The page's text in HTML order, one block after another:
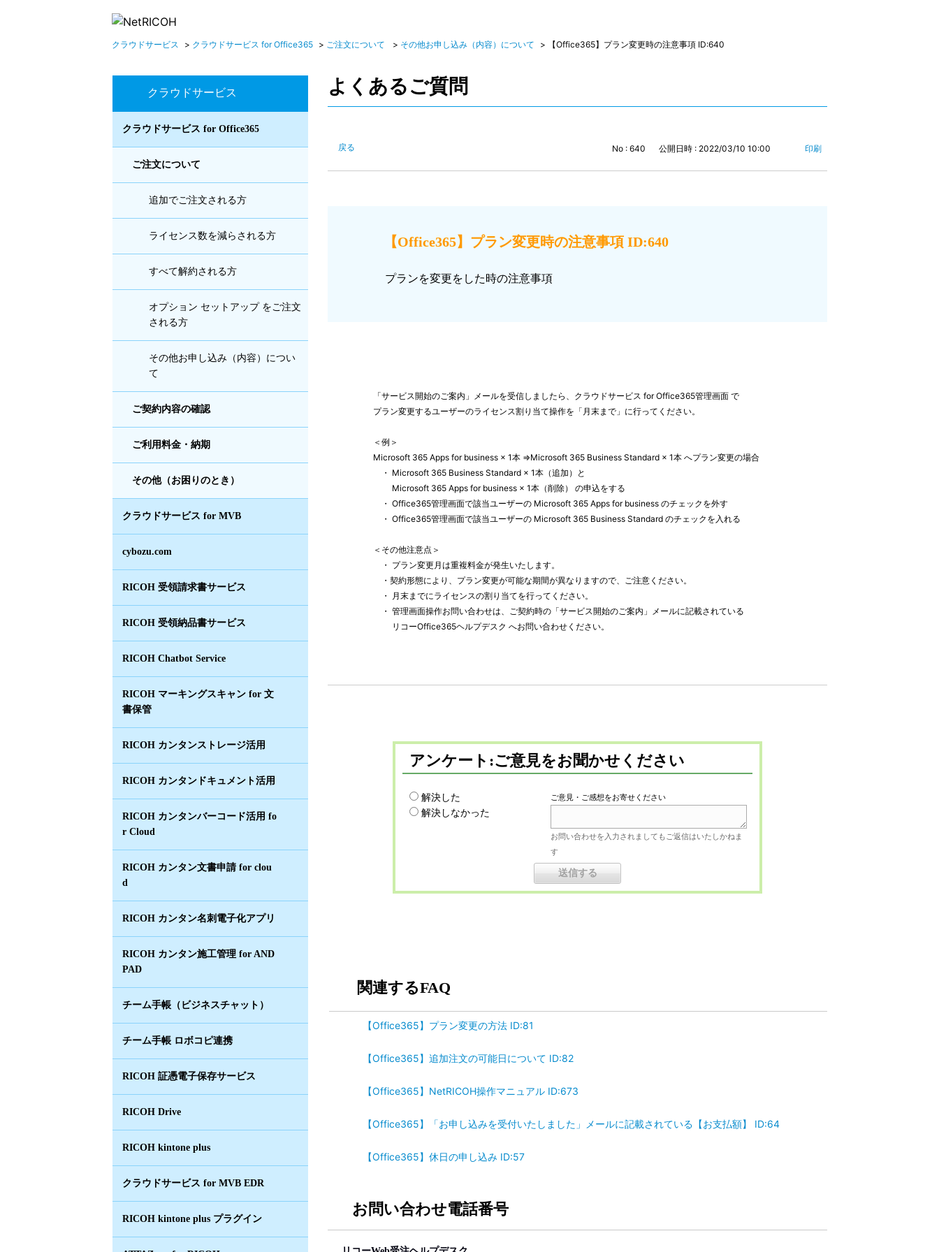
クラウドサービス > クラウドサービス for Office365 > ご注文について > その他お申し込み（内容）について > 【Office365】プラン変更時の注意事項 ID:640
クラウドサービス
クラウドサービス for Office365
ご注文について
追加でご注文される方
ライセンス数を減らされる方
すべて解約される方
オプション セットアップ をご注文
される方
その他お申し込み（内容）につい
て
ご契約内容の確認
ご利用料金・納期
その他（お困りのとき）
クラウドサービス for MVB
cybozu.com
RICOH 受領請求書サービス
RICOH 受領納品書サービス
RICOH Chatbot Service
RICOH マーキングスキャン for 文
書保管
RICOH カンタンストレージ活用
RICOH カンタンドキュメント活用
RICOH カンタンバーコード活用 fo
r Cloud
RICOH カンタン文書申請 for clou
d
RICOH カンタン名刺電子化アプリ
RICOH カンタン施工管理 for AND
PAD
チーム手帳（ビジネスチャット）
チーム手帳 ロボコピ連携
RICOH 証憑電子保存サービス
RICOH Drive
RICOH kintone plus
クラウドサービス for MVB EDR
RICOH kintone plus プラグイン
よくあるご質問
戻る No : 640 公開日時 : 2022/03/10 10:00 印刷
【Office365】プラン変更時の注意事項 ID:640
プランを変更をした時の注意事項
「サービス開始のご案内」メールを受信しましたら、クラウドサービス for Office365管理画面 で
プラン変更するユーザーのライセンス割り当て操作を「月末まで」に行ってください。
＜例＞
Microsoft 365 Apps for business × 1本 ⇒Microsoft 365 Business Standard × 1本 へプラン変更の場合
・ Microsoft 365 Business Standard × 1本（追加）と
Microsoft 365 Apps for business × 1本（削除） の申込をする
・ Office365管理画面で該当ユーザーの Microsoft 365 Apps for business のチェックを外す
・ Office365管理画面で該当ユーザーの Microsoft 365 Business Standard のチェックを入れる
＜その他注意点＞
・ プラン変更月は重複料金が発生いたします。
・契約形態により、プラン変更が可能な期間が異なりますので、ご注意ください。
・ 月末までにライセンスの割り当てを行ってください。
・ 管理画面操作お問い合わせは、ご契約時の「サービス開始のご案内」メールに記載されている
リコーOffice365ヘルプデスク へお問い合わせください。
アンケート:ご意見をお聞かせください
解決した
解決しなかった
ご意見・ご感想をお寄せください
お問い合わせを入力されましてもご返信はいたしかねま
す
関連するFAQ
【Office365】プラン変更の方法 ID:81
【Office365】追加注文の可能日について ID:82
【Office365】NetRICOH操作マニュアル ID:673
【Office365】「お申し込みを受付いたしました」メールに記載されている【お支払額】 ID:64
【Office365】休日の申し込み ID:57
お問い合わせ電話番号